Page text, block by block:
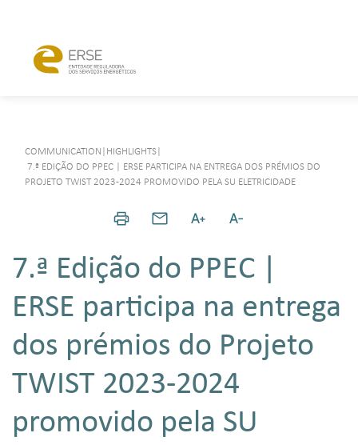
COMMUNICATION HIGHLIGHTS
7.ª EDIÇÃO DO PPEC | ERSE PARTICIPA NA ENTREGA DOS PRÉMIOS DO
PROJETO TWIST 2023-2024 PROMOVIDO PELA SU ELETRICIDADE
7.ª Edição do PPEC |
ERSE participa na entrega
dos prémios do Projeto
TWIST 2023-2024
promovido pela SU